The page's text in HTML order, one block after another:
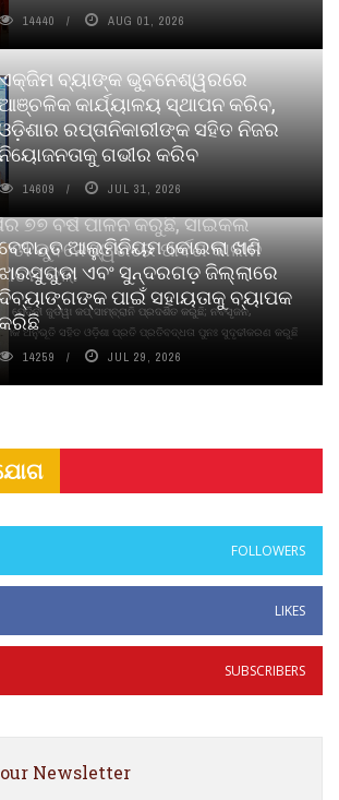
୭୭ ବର୍ଷ ପାଳନ କରୁଛି, ସାଇକଲ
ଭୁବନେଶ୍ୱରରେ ପାର୍ବଣ କାଳୀନ
କଲା
ମେଦିନୀ ଜୁଡୱା କପ୍‌ ସାମ୍ବ୍ରାନି ପ୍ରଦର୍ଶିତ କରୁଛି; ନବସୃଜନ,
ଅନୁଭୂତି ସହିତ ଓଡ଼ିଶା ପ୍ରତି ପ୍ରତିବଦ୍ଧତା ପୁନଃ ସୁଦୃଢୀକରଣ କରୁଛି
14440 AUG 01, 2026
ବ୍ୟାଙ୍କ ଭୁବନେଶ୍ୱରରେ
କାର୍ଯ୍ୟାଳୟ ସ୍ଥାପନ କରିବ,
ରପ୍ତାନିକାରୀଙ୍କ ସହିତ ନିଜର
ଗଭୀର କରିବ
14609 JUL 31, 2026
ଆଲୁମିନିୟମ କୋଇଲା ଖଣି
ଏବଂ ସୁନ୍ଦରଗଡ଼ ଜିଲ୍ଲାରେ
ପାଇଁ ସହାୟତାକୁ ବ୍ୟାପକ
14259 JUL 29, 2026
FOLLOWERS
LIKES
SUBSCRIBERS
Newsletter